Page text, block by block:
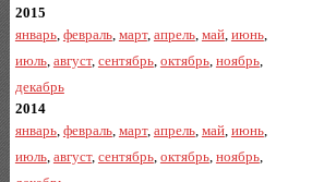
2015
январь, февраль, март, апрель, май, июнь,
июль, август, сентябрь, октябрь, ноябрь,
декабрь
2014
январь, февраль, март, апрель, май, июнь,
июль, август, сентябрь, октябрь, ноябрь,